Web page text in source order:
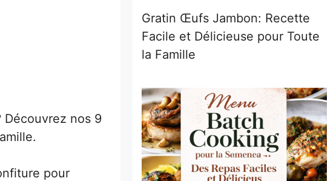
Découvrez nos 9
pour
Gratin Œufs Jambon: Recette
Facile et Délicieuse pour Toute
la Famille